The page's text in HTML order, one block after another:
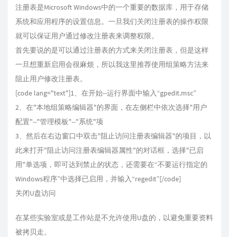
注册表是Microsoft Windows中的一个重要的数据库，用于存储
系统和应用程序的设置信息。一旦我们关闭注册表的操作权限
就可以保证用户通过修改注册表来调整权限。
首先要说的是可以通过注册表的方式来关闭注册表，但是这样
一旦想重新启用会很麻烦，所以我这里推荐使用组策略方法来
阻止用户修改注册表。
[code lang="text"]1、在开始--运行界面中输入“gpedit.msc”
2、在"本地组策略编辑器"的界面，在左侧栏中依次选择"用户
配置"--"管理模板"--"系统"项
3、然后在右边窗口中双击"阻止访问注册表编辑器"的项目，以
此来打开"阻止访问注册表编辑器属性"的对话框，选择"已启
用"单选项，即可达到禁止的状态，还需要在“不要运行指定的
Windows程序”中选择已启用，并输入“regedit”[/code]
关闭U盘访问
在某些实验室或是工作站是不允许使用U盘的，以避免重要资料
被拷贝走。